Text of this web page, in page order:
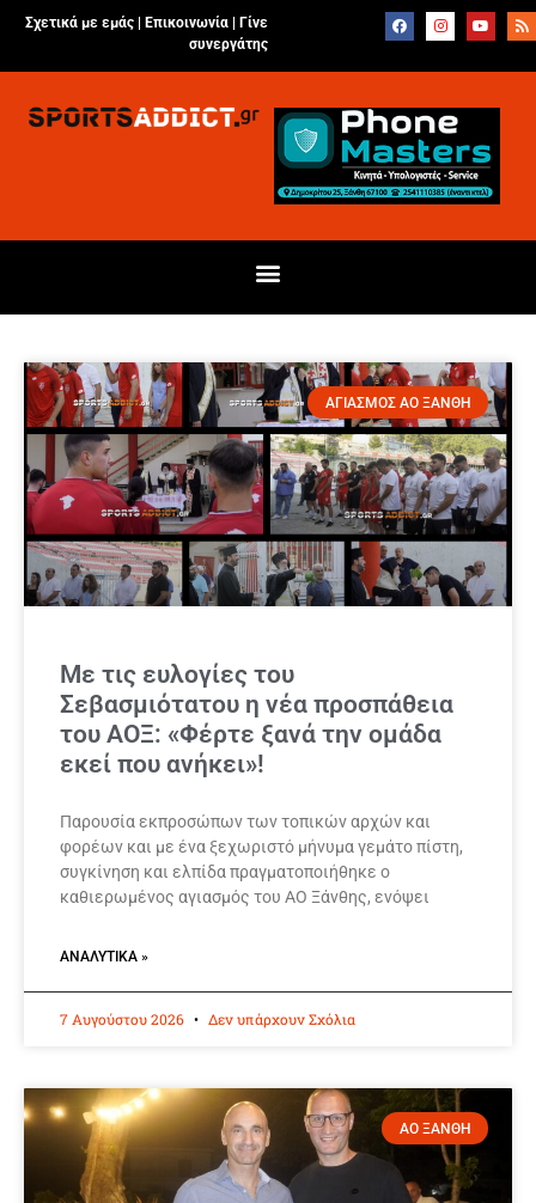
Σχετικά με εμάς | Επικοινωνία
Γίνε
συνεργάτης
ΑΓΙΑΣΜΟΣ ΑΟ ΞΑΝΘΗ
Με τις ευλογίες του
Σεβασμιότατου η νέα προσπάθεια
του ΑΟΞ: «Φέρτε ξανά την ομάδα
εκεί που ανήκει»!
Παρουσία εκπροσώπων των τοπικών αρχών και
φορέων και με ένα ξεχωριστό μήνυμα γεμάτο πίστη,
συγκίνηση και ελπίδα πραγματοποιήθηκε ο
καθιερωμένος αγιασμός του ΑΟ Ξάνθης, ενόψει
ΑΝΑΛΥΤΙΚΆ »
7 Αυγούστου 2026 Δεν υπάρχουν Σχόλια
ΑΟ ΞΑΝΘΗ